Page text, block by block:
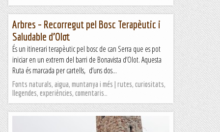
Arbres – Recorregut pel Bosc Terapèutic i
Saludable d’Olot
És un itinerari terapèutic pel bosc de can Serra que es pot
iniciar en un extrem del barri de Bonavista d’Olot. Aquesta
Ruta és marcada per cartells, d’uns dos...
Fonts naturals, aigua, muntanya i més | rutes, curiositats,
llegendes, experiències, comentaris…